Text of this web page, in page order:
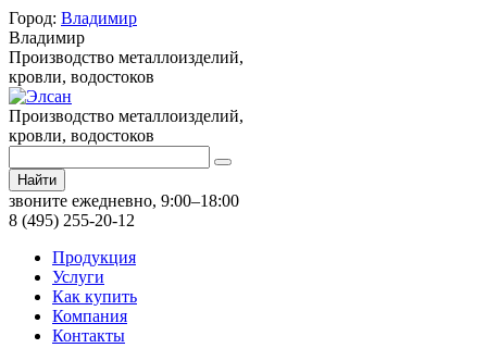
Город: Владимир
Владимир
Производство металлоизделий,
кровли, водостоков
Производство металлоизделий,
кровли, водостоков
Найти
звоните ежедневно, 9:00–18:00
8 (495) 255-20-12
Продукция
Услуги
Как купить
Компания
Контакты